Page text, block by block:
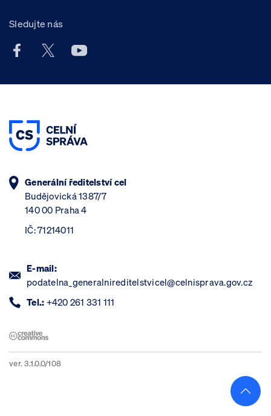
Sledujte nás
Facebook účet Celní správy ČR
X účet Celní správy ČR
Youtube účet Celní správy ČR
Generální ředitelství cel
Budějovická 1387/7
140 00 Praha 4
IČ: 71214011
E-mail:
podatelna_generalnireditelstvicel@celnisprava.gov.cz
Tel.: +420 261 331 111
ver. 3.1.0.0/108